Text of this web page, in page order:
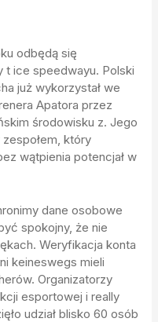
odbędą się
t ice speedwayu. Polski
już wykorzystał we
Apatora przez
środowisku z. Jego
który
wątpienia potencjał w
dane osobowe
spokojny, że nie
Weryfikacja konta
keineswegs mieli
Organizatorzy
esportowej i really
udział blisko 60 osób